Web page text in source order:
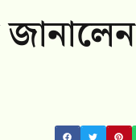
জানালেন